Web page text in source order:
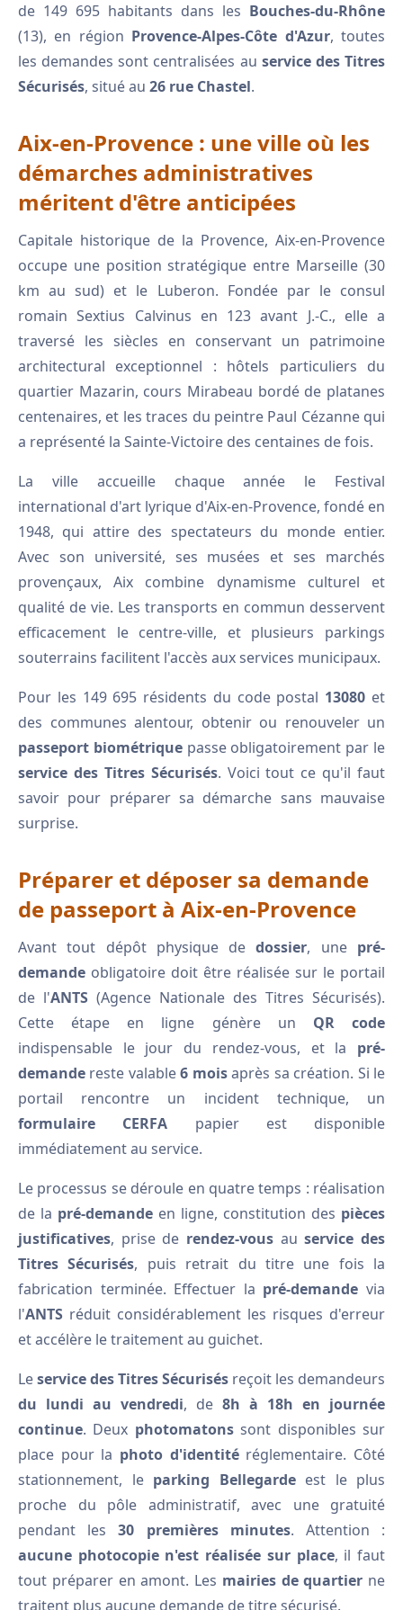
de 149 695 habitants dans les Bouches-du-Rhône
(13), en région Provence-Alpes-Côte d'Azur, toutes
les demandes sont centralisées au service des Titres
Sécurisés, situé au 26 rue Chastel.
Aix-en-Provence : une ville où les
démarches administratives
méritent d'être anticipées
Capitale historique de la Provence, Aix-en-Provence
occupe une position stratégique entre Marseille (30
km au sud) et le Luberon. Fondée par le consul
romain Sextius Calvinus en 123 avant J.-C., elle a
traversé les siècles en conservant un patrimoine
architectural exceptionnel : hôtels particuliers du
quartier Mazarin, cours Mirabeau bordé de platanes
centenaires, et les traces du peintre Paul Cézanne qui
a représenté la Sainte-Victoire des centaines de fois.
La ville accueille chaque année le Festival
international d'art lyrique d'Aix-en-Provence, fondé en
1948, qui attire des spectateurs du monde entier.
Avec son université, ses musées et ses marchés
provençaux, Aix combine dynamisme culturel et
qualité de vie. Les transports en commun desservent
efficacement le centre-ville, et plusieurs parkings
souterrains facilitent l'accès aux services municipaux.
Pour les 149 695 résidents du code postal 13080 et
des communes alentour, obtenir ou renouveler un
passeport biométriquepasse obligatoirement par le
service des Titres Sécurisés. Voici tout ce qu'il faut
savoir pour préparer sa démarche sans mauvaise
surprise.
Préparer et déposer sa demande
de passeport à Aix-en-Provence
Avant tout dépôt physique dedossier, une pré-
demande obligatoire doit être réalisée sur le portail
de l'ANTS (Agence Nationale des Titres Sécurisés).
Cette étape en ligne génère un QR code
indispensable le jour du rendez-vous, et la pré-
demande reste valable6 moisaprès sa création. Si le
portail rencontre un incident technique, un
formulaire CERFA papier est disponible
immédiatement au service.
Le processus se déroule en quatre temps : réalisation
de la pré-demande en ligne, constitution des pièces
justificatives, prise de rendez-vous auservice des
Titres Sécurisés, puis retrait du titre une fois la
fabrication terminée. Effectuer la pré-demande via
l'ANTS réduit considérablement les risques d'erreur
et accélère le traitement au guichet.
Leservice des Titres Sécurisés reçoit les demandeurs
du lundi au vendredi, de 8h à 18h en journée
continue. Deux photomatonssont disponibles sur
place pour la photo d'identitéréglementaire. Côté
stationnement, le parking Bellegardeest le plus
proche du pôle administratif, avec une gratuité
pendant les30 premières minutes. Attention :
aucune photocopie n'est réalisée sur place, il faut
tout préparer en amont. Les mairies de quartier ne
traitent plus aucune demande de titre sécurisé.